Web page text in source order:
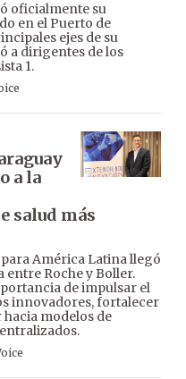
oficialmente su
en el Puerto de
ejes de su
a dirigentes de los
1.
a la
salud más
América Latina llegó
entre Roche y Boller.
de impulsar el
innovadores, fortalecer
modelos de